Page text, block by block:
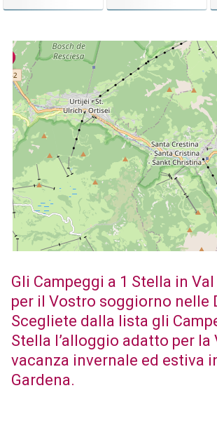
Gli Campeggi a 1 Stella in
per il Vostro soggiorno nelle
Scegliete dalla lista gli
Stella l’alloggio adatto per la
vacanza invernale ed estiva
Gardena.